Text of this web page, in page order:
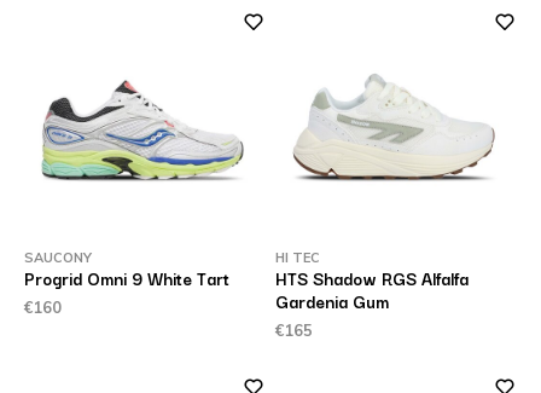
SAUCONY
Progrid Omni 9 White Tart
€160
HI TEC
HTS Shadow RGS Alfalfa
Gardenia Gum
€165